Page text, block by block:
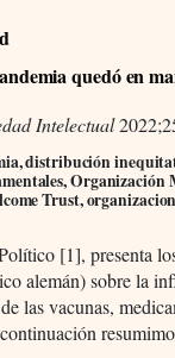
quedó en
Intelectual
distribución
Trust,
[1], presenta
alemán) sobre la
las vacunas,